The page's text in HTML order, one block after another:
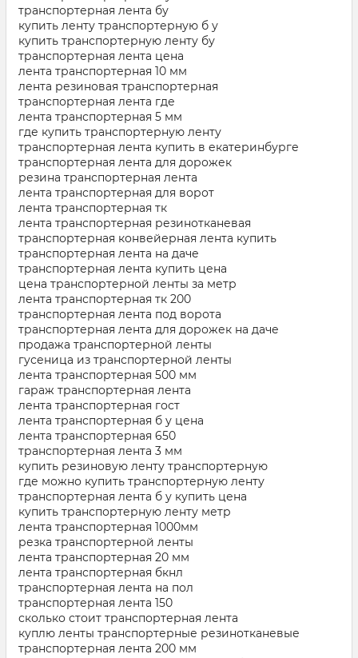
транспортерная лента бу
купить ленту транспортерную б у
купить транспортерную ленту бу
транспортерная лента цена
лента транспортерная 10 мм
лента резиновая транспортерная
транспортерная лента где
лента транспортерная 5 мм
где купить транспортерную ленту
транспортерная лента купить в екатеринбурге
транспортерная лента для дорожек
резина транспортерная лента
лента транспортерная для ворот
лента транспортерная тк
лента транспортерная резинотканевая
транспортерная конвейерная лента купить
транспортерная лента на даче
транспортерная лента купить цена
цена транспортерной ленты за метр
лента транспортерная тк 200
транспортерная лента под ворота
транспортерная лента для дорожек на даче
продажа транспортерной ленты
гусеница из транспортерной ленты
лента транспортерная 500 мм
гараж транспортерная лента
лента транспортерная гост
лента транспортерная б у цена
лента транспортерная 650
транспортерная лента 3 мм
купить резиновую ленту транспортерную
где можно купить транспортерную ленту
транспортерная лента б у купить цена
купить транспортерную ленту метр
лента транспортерная 1000мм
резка транспортерной ленты
лента транспортерная 20 мм
лента транспортерная бкнл
транспортерная лента на пол
транспортерная лента 150
сколько стоит транспортерная лента
куплю ленты транспортерные резинотканевые
транспортерная лента 200 мм